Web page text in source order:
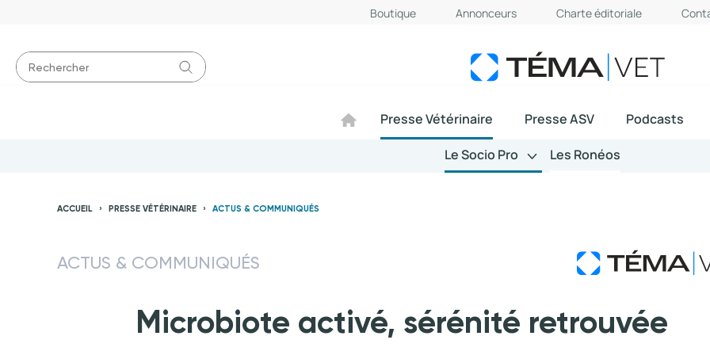
Boutique Annonceurs Charte éditoriale
Presse Vétérinaire
Le Socio Pro Les Ronéos
Presse ASV Podcasts
ACCUEIL PRESSE VÉTÉRINAIRE ACTUS & COMMUNIQUÉS
ACTUS & COMMUNIQUÉS
Microbiote activé, sérénité retrouvée